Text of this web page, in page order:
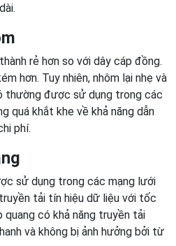
rẻ hơn so với dây cáp đồng.
hơn. Tuy nhiên, nhôm lại nhẹ và
thường được sử dụng trong các
quá khắt khe về khả năng dẫn
phí.
sử dụng trong các mạng lưới
tải tín hiệu dữ liệu với tốc
quang có khả năng truyền tải
và không bị ảnh hưởng bởi từ